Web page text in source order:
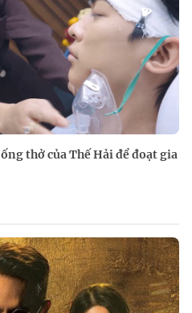
thở của Thế Hải để đoạt gia